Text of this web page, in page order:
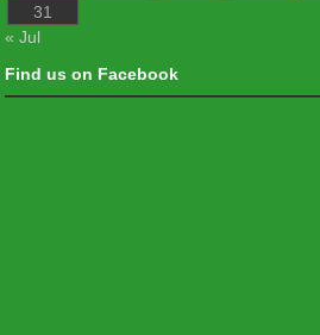
31
« Jul
Find us on Facebook